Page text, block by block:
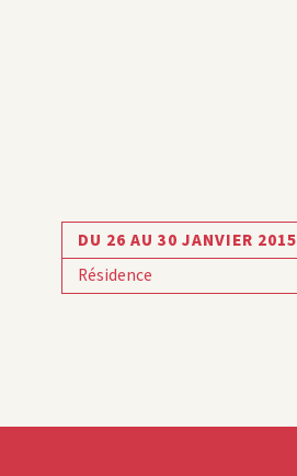
DU 26 AU 30 JANVIER 2015
Résidence